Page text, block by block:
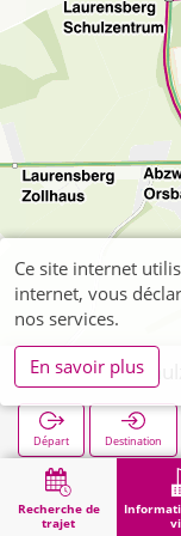
Recherche de
trajet
Départ Destination
Démarrage Informations sur la
Ce site internet
internet, vous
nos services.
En savoir plus